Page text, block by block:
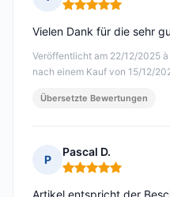
Hinweis: 5 von 5
Veröffentlicht am 22/12/2025
nach einem Kauf von 15/12/
Vielen Dank für die sehr
Übersetzte Bewertungen
P
Pascal D.
Hinweis: 5 von 5